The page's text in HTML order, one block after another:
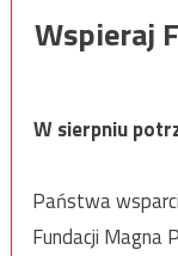
Wspieraj
W sierpniu
Państwa
Fundacji Magna